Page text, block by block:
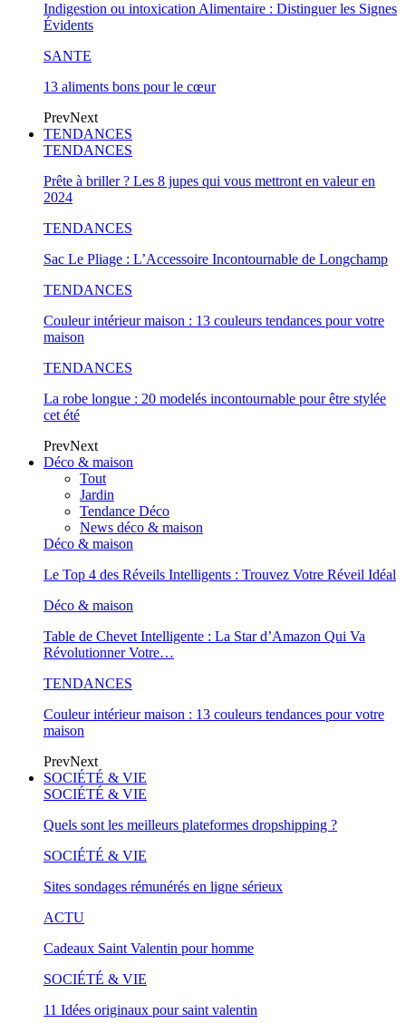
Indigestion ou intoxication Alimentaire : Distinguer les Signes
Évidents
SANTE
13 aliments bons pour le cœur
PrevNext
TENDANCES
TENDANCES
Prête à briller ? Les 8 jupes qui vous mettront en valeur en
2024
TENDANCES
Sac Le Pliage : L’Accessoire Incontournable de Longchamp
TENDANCES
Couleur intérieur maison : 13 couleurs tendances pour votre
maison
TENDANCES
La robe longue : 20 modelés incontournable pour être stylée
cet été
PrevNext
Déco & maison
Tout
Jardin
Tendance Déco
News déco & maison
Déco & maison
Le Top 4 des Réveils Intelligents : Trouvez Votre Réveil Idéal
Déco & maison
Table de Chevet Intelligente : La Star d’Amazon Qui Va
Révolutionner Votre…
TENDANCES
Couleur intérieur maison : 13 couleurs tendances pour votre
maison
PrevNext
SOCIÉTÉ & VIE
SOCIÉTÉ & VIE
Quels sont les meilleurs plateformes dropshipping ?
SOCIÉTÉ & VIE
Sites sondages rémunérés en ligne sérieux
ACTU
Cadeaux Saint Valentin pour homme
SOCIÉTÉ & VIE
11 Idées originaux pour saint valentin